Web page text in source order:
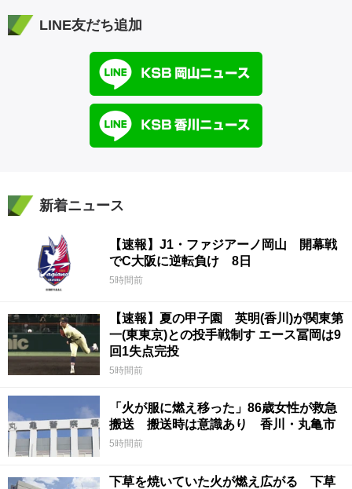
LINE友だち追加
新着ニュース
【速報】J1・ファジアーノ岡山 開幕戦
でC大阪に逆転負け 8日
5時間前
【速報】夏の甲子園 英明(香川)が関東第
一(東東京)との投手戦制す エース冨岡は9
回1失点完投
5時間前
「火が服に燃え移った」86歳女性が救急
搬送 搬送時は意識あり 香川・丸亀市
5時間前
下草を焼いていた火が燃え広がる 下草